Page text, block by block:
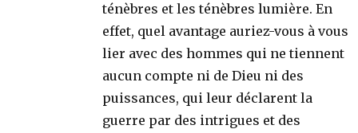
ténèbres et les ténèbres lumière. En
effet, quel avantage auriez-vous à vous
lier avec des hommes qui ne tiennent
aucun compte ni de Dieu ni des
puissances, qui leur déclarent la
guerre par des intrigues et des